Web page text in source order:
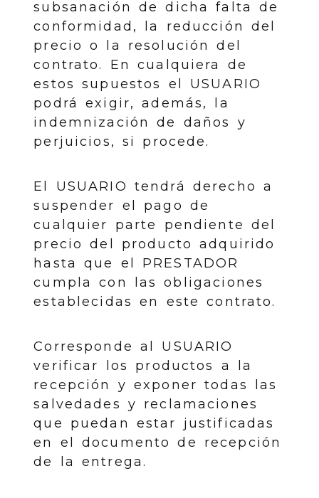
subsanación de dicha falta de
conformidad, la reducción del
precio o la resolución del
contrato. En cualquiera de
estos supuestos el USUARIO
podrá exigir, además, la
indemnización de daños y
perjuicios, si procede.
El USUARIO tendrá derecho a
suspender el pago de
cualquier parte pendiente del
precio del producto adquirido
hasta que el PRESTADOR
cumpla con las obligaciones
establecidas en este contrato.
Corresponde al USUARIO
verificar los productos a la
recepción y exponer todas las
salvedades y reclamaciones
que puedan estar justificadas
en el documento de recepción
de la entrega.